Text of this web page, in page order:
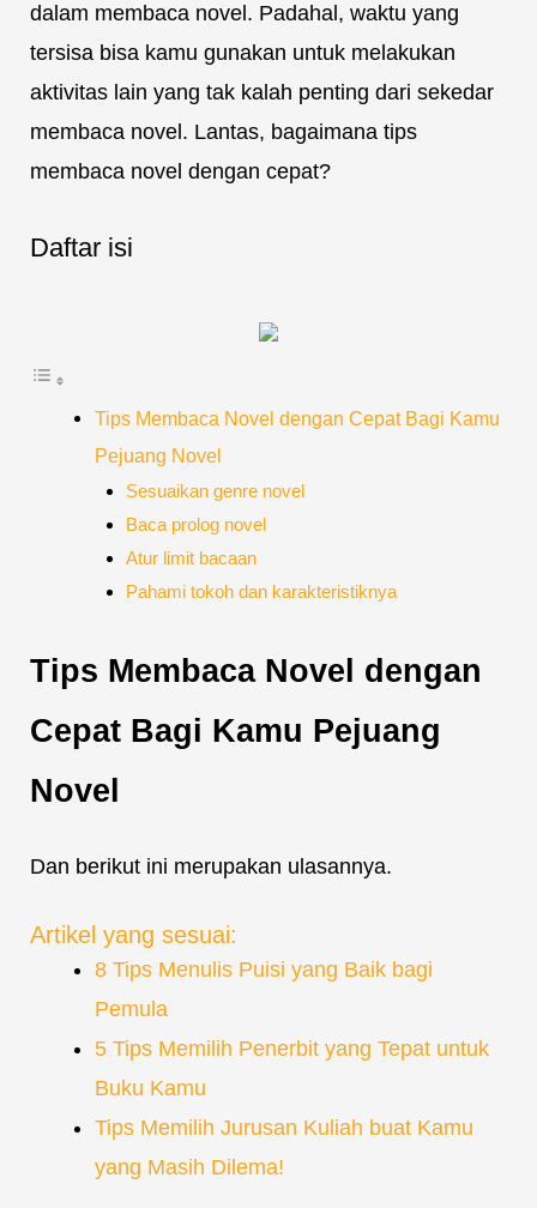
dalam membaca novel. Padahal, waktu yang
tersisa bisa kamu gunakan untuk melakukan
aktivitas lain yang tak kalah penting dari sekedar
membaca novel. Lantas, bagaimana tips
membaca novel dengan cepat?
Daftar isi
Tips Membaca Novel dengan Cepat Bagi Kamu
Pejuang Novel
Sesuaikan genre novel
Baca prolog novel
Atur limit bacaan
Pahami tokoh dan karakteristiknya
Tips Membaca Novel dengan
Cepat Bagi Kamu Pejuang
Novel
Dan berikut ini merupakan ulasannya.
Artikel yang sesuai:
8 Tips Menulis Puisi yang Baik bagi
Pemula
5 Tips Memilih Penerbit yang Tepat untuk
Buku Kamu
Tips Memilih Jurusan Kuliah buat Kamu
yang Masih Dilema!